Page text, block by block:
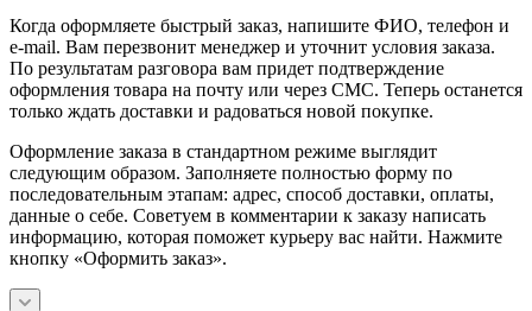
Когда оформляете быстрый заказ, напишите ФИО, телефон и
e-mail. Вам перезвонит менеджер и уточнит условия заказа.
По результатам разговора вам придет подтверждение
оформления товара на почту или через СМС. Теперь останется
только ждать доставки и радоваться новой покупке.
Оформление заказа в стандартном режиме выглядит
следующим образом. Заполняете полностью форму по
последовательным этапам: адрес, способ доставки, оплаты,
данные о себе. Советуем в комментарии к заказу написать
информацию, которая поможет курьеру вас найти. Нажмите
кнопку «Оформить заказ».